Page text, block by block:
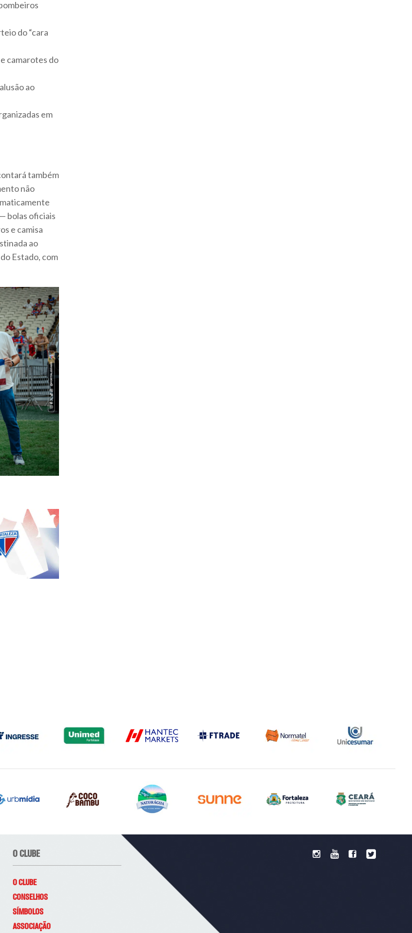
do “cara
camarotes do
ao
em
também
não
bolas oficiais
e camisa
ao
Estado, com
O CLUBE
O CLUBE
CONSELHOS
SÍMBOLOS
ASSOCIAÇÃO